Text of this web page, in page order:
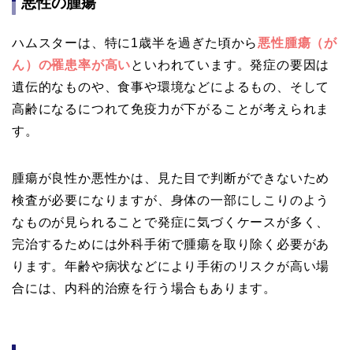
ハムスターは、特に1歳半を過ぎた頃から 悪性腫瘍（が
ん）の罹患率が高いといわれています。発症の要因は
遺伝的なものや、食事や環境などによるもの、そして
高齢になるにつれて免疫力が下がることが考えられま
す。
腫瘍が良性か悪性かは、見た目で判断ができないため
検査が必要になりますが、身体の一部にしこりのよう
なものが見られることで発症に気づくケースが多く、
完治するためには外科手術で腫瘍を取り除く必要があ
ります。年齢や病状などにより手術のリスクが高い場
合には、内科的治療を行う場合もあります。